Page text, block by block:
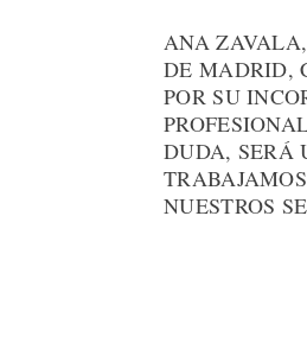
ANA
DE MADRID,
POR SU
DUDA, SERÁ
NUESTROS